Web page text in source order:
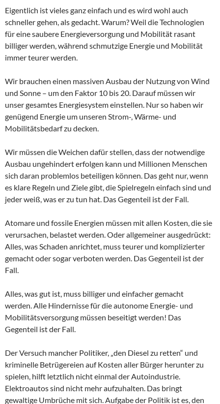
Eigentlich ist vieles ganz einfach und es wird wohl auch
schneller gehen, als gedacht. Warum? Weil die Technologien
für eine saubere Energieversorgung und Mobilität rasant
billiger werden, während schmutzige Energie und Mobilität
immer teurer werden.
Wir brauchen einen massiven Ausbau der Nutzung von Wind
und Sonne – um den Faktor 10 bis 20. Darauf müssen wir
unser gesamtes Energiesystem einstellen. Nur so haben wir
genügend Energie um unseren Strom-, Wärme- und
Mobilitätsbedarf zu decken.
Wir müssen die Weichen dafür stellen, dass der notwendige
Ausbau ungehindert erfolgen kann und Millionen Menschen
sich daran problemlos beteiligen können. Das geht nur, wenn
es klare Regeln und Ziele gibt, die Spielregeln einfach sind und
jeder weiß, was er zu tun hat. Das Gegenteil ist der Fall.
Atomare und fossile Energien müssen mit allen Kosten, die sie
verursachen, belastet werden. Oder allgemeiner ausgedrückt:
Alles, was Schaden anrichtet, muss teurer und komplizierter
gemacht oder sogar verboten werden. Das Gegenteil ist der
Fall.
Alles, was gut ist, muss billiger und einfacher gemacht
werden. Alle Hindernisse für die autonome Energie- und
Mobilitätsversorgung müssen beseitigt werden! Das
Gegenteil ist der Fall.
Der Versuch mancher Politiker, „den Diesel zu retten“ und
kriminelle Betrügereien auf Kosten aller Bürger herunter zu
spielen, hilft letztlich nicht einmal der Autoindustrie.
Elektroautos sind nicht mehr aufzuhalten. Das bringt
gewaltige Umbrüche mit sich. Aufgabe der Politik ist es, den